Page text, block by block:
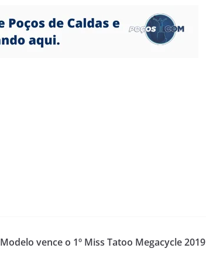
Modelo vence o 1º Miss Tatoo Megacycle 2019